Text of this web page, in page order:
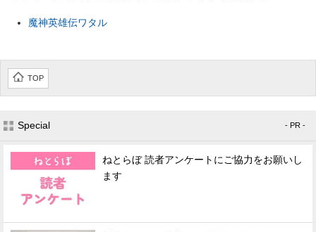
エネルギーの専門メディア
建設×テクノロジーの最前線
ちょっと気になるネットの話題
魔神英雄伝ワタル
TOP
Special - PR -
ねとらぼ 読者アンケートにご協力をお願いし
ます